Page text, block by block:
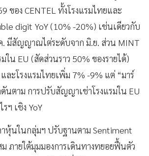
ของ CENTEL ทั้งโรงแรมไทยและ
digit YoY (10% -20%) เช่นเดียวกับ
ค. มีสัญญาณไต่ระดับจาก มิ.ย. ส่วน MINT
ใน EU (สัดส่วนราว 50% ของรายได้)
ละโรงแรมไทยเพิ่ม 7% -9% แต่ “มาร์
นตาม การปรับสัญญาเช่าโรงแรมใน EU
ฯ เชิง YoY
หุ้นในกลุ่มฯ ปรับฐานตาม Sentiment
ภายใต้มุมมองการเดินทางทยอยฟื้นตัว